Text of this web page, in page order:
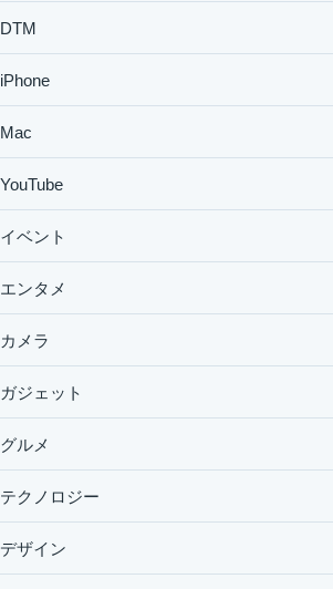
DTM
iPhone
Mac
YouTube
イベント
エンタメ
カメラ
ガジェット
グルメ
テクノロジー
デザイン